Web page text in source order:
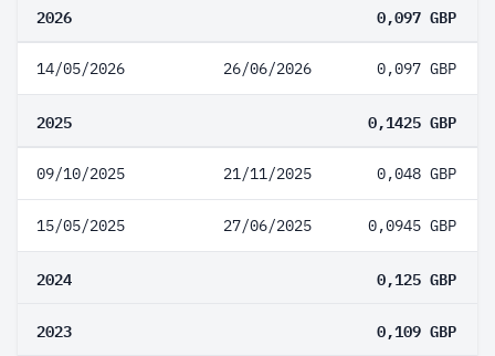
2026 0,097 GBP
14/05/2026 26/06/2026 0,097 GBP
2025 0,1425 GBP
09/10/2025 21/11/2025 0,048 GBP
15/05/2025 27/06/2025 0,0945 GBP
2024 0,125 GBP
2023 0,109 GBP